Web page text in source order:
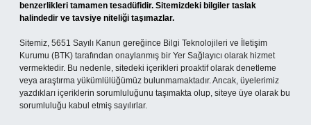
benzerlikleri tamamen tesadüfidir. Sitemizdeki bilgiler taslak
halindedir ve tavsiye niteliği taşımazlar.
Sitemiz, 5651 Sayılı Kanun gereğince Bilgi Teknolojileri ve İletişim
Kurumu (BTK) tarafından onaylanmış bir Yer Sağlayıcı olarak hizmet
vermektedir. Bu nedenle, sitedeki içerikleri proaktif olarak denetleme
veya araştırma yükümlülüğümüz bulunmamaktadır. Ancak, üyelerimiz
yazdıkları içeriklerin sorumluluğunu taşımakta olup, siteye üye olarak bu
sorumluluğu kabul etmiş sayılırlar.